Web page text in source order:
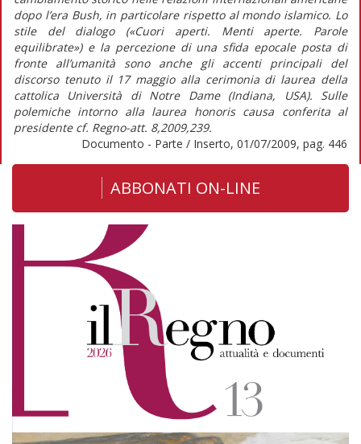
dopo l’era Bush, in particolare rispetto al mondo islamico. Lo
stile del dialogo («Cuori aperti. Menti aperte. Parole
equilibrate») e la percezione di una sfida epocale posta di
fronte all’umanità sono anche gli accenti principali del
discorso tenuto il 17 maggio alla cerimonia di laurea della
cattolica Università di Notre Dame (Indiana, USA). Sulle
polemiche intorno alla laurea honoris causa conferita al
presidente cf. Regno-att. 8,2009,239.
Documento - Parte / Inserto, 01/07/2009, pag. 446
ABBONATI ON-LINE